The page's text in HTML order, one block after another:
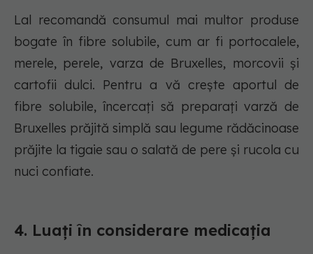
Lal recomandă consumul mai multor produse
bogate în fibre solubile, cum ar fi portocalele,
merele, perele, varza de Bruxelles, morcovii și
cartofii dulci. Pentru a vă crește aportul de
fibre solubile, încercați să preparați varză de
Bruxelles prăjită simplă sau legume rădăcinoase
prăjite la tigaie sau o salată de pere și rucola cu
nuci confiate.
4. Luați în considerare medicația